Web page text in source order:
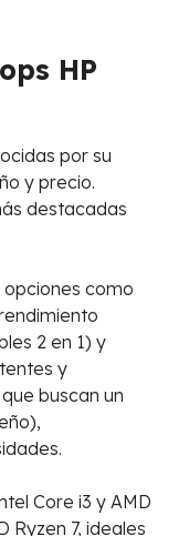
HP
por su
y precio.
destacadas
opciones como
2 en 1) y
y
buscan un
Core i3 y AMD
Ryzen 7, ideales